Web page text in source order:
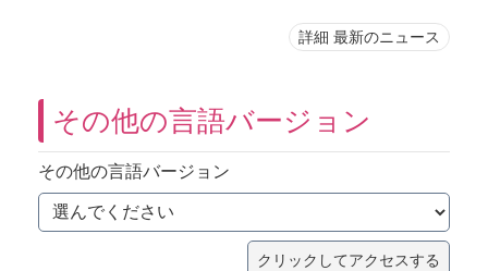
詳細 最新のニュース
その他の言語バージョン
その他の言語バージョン